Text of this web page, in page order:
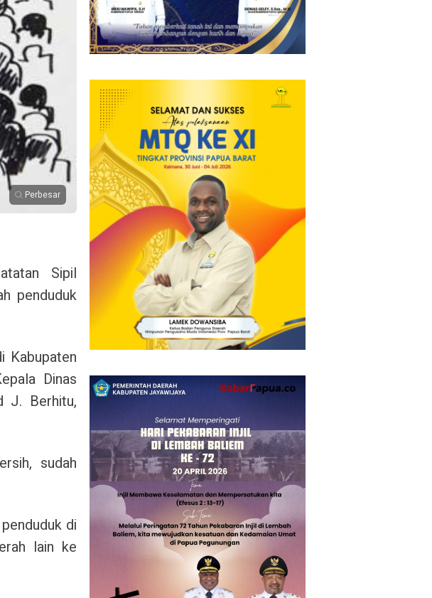
Perbesar
Sipil
penduduk
Kabupaten
Dinas
J. Berhitu,
sudah
di
lain ke